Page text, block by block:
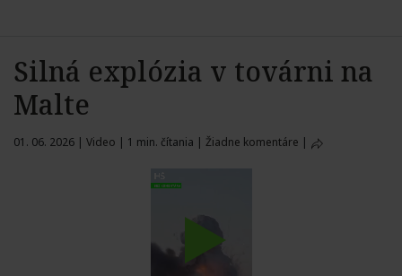
Silná explózia v továrni na
Malte
01. 06. 2026 | Video | 1 min. čítania | Žiadne komentáre |